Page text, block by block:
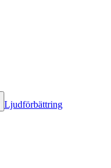
Ljudförbättring